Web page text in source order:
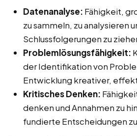
Datenanalyse: Fähigkeit,
zu sammeln, zu analysieren
Schlussfolgerungen zu
Problemlösungsfähigkeit:
der Identifikation von
Entwicklung kreativer,
Kritisches Denken:
denken und Annahmen zu
fundierte Entscheidungen